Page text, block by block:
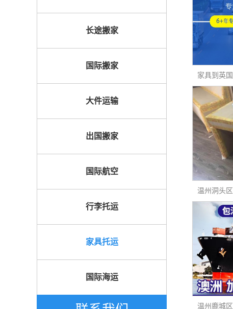
长途搬家
国际搬家
大件运输
出国搬家
国际航空
行李托运
家具托运
国际海运